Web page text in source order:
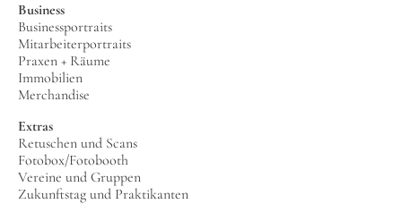
Business
Businessportraits
Mitarbeiterportraits
Praxen + Räume
Immobilien
Merchandise
Extras
Retuschen und Scans
Fotobox/Fotobooth
Vereine und Gruppen
Zukunftstag und Praktikanten